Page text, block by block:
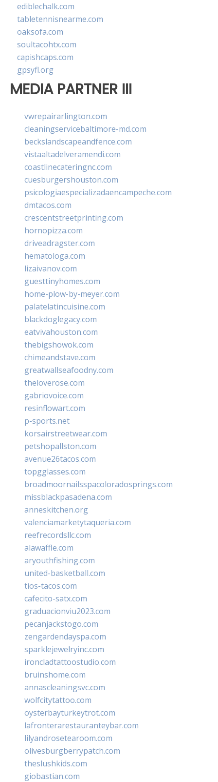
ediblechalk.com
tabletennisnearme.com
oaksofa.com
soultacohtx.com
capishcaps.com
gpsyfl.org
MEDIA PARTNER III
vwrepairarlington.com
cleaningservicebaltimore-md.com
beckslandscapeandfence.com
vistaaltadelveramendi.com
coastlinecateringnc.com
cuesburgershouston.com
psicologiaespecializadaencampeche.com
dmtacos.com
crescentstreetprinting.com
hornopizza.com
driveadragster.com
hematologa.com
lizaivanov.com
guesttinyhomes.com
home-plow-by-meyer.com
palatelatincuisine.com
blackdoglegacy.com
eatvivahouston.com
thebigshowok.com
chimeandstave.com
greatwallseafoodny.com
theloverose.com
gabriovoice.com
resinflowart.com
p-sports.net
korsairstreetwear.com
petshopallston.com
avenue26tacos.com
topgglasses.com
broadmoornailsspacoloradosprings.com
missblackpasadena.com
anneskitchen.org
valenciamarketytaqueria.com
reefrecordsllc.com
alawaffle.com
aryouthfishing.com
united-basketball.com
tios-tacos.com
cafecito-satx.com
graduacionviu2023.com
pecanjackstogo.com
zengardendayspa.com
sparklejewelryinc.com
ironcladtattoostudio.com
bruinshome.com
annascleaningsvc.com
wolfcitytattoo.com
oysterbayturkeytrot.com
lafronterarestauranteybar.com
lilyandrosetearoom.com
olivesburgberrypatch.com
theslushkids.com
giobastian.com